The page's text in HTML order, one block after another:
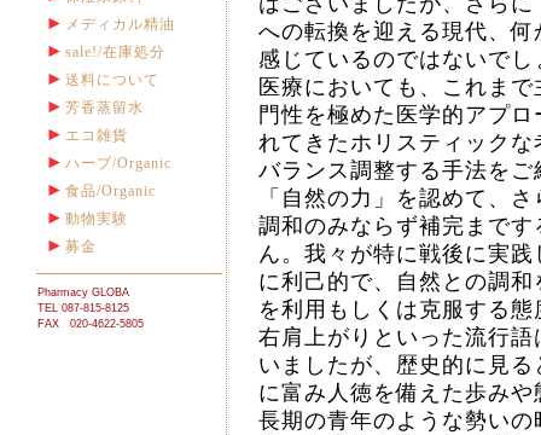
への転換を迎える現代、
感じているのではないでし
医療においても、これま
門性を極めた医学的アプ
れてきたホリスティック
バランス調整する手法を
「自然の力」を認めて、
調和のみならず補完まで
ん。我々が特に戦後に実
に利己的で、自然との調
を利用もしくは克服する
右肩上がりといった流行
いましたが、歴史的に見
に富み人徳を備えた歩み
長期の青年のような勢い
メディカル精油
sale!/在庫処分
送料について
芳香蒸留水
エコ雑貨
ハーブ/Organic
食品/Organic
動物実験
募金
Pharmacy GLOBA
TEL 087-815-8125
FAX 020-4622-5805